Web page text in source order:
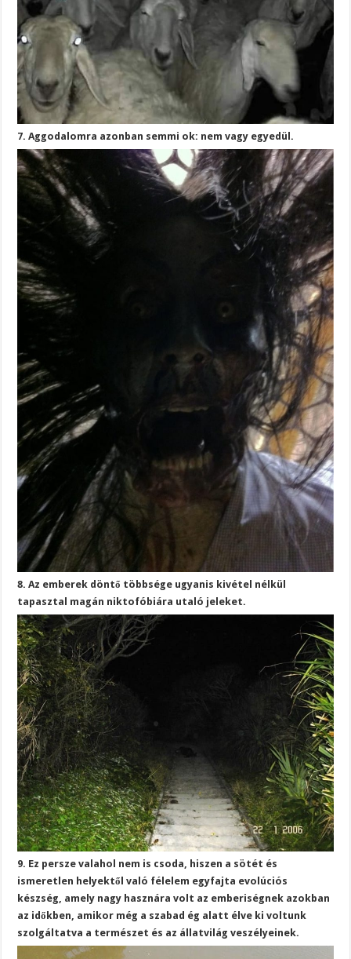
7. Aggodalomra azonban semmi ok: nem vagy egyedül.
8. Az emberek döntő többsége ugyanis kivétel nélkül
tapasztal magán niktofóbiára utaló jeleket.
9. Ez persze valahol nem is csoda, hiszen a sötét és
ismeretlen helyektől való félelem egyfajta evolúciós
készség, amely nagy hasznára volt az emberiségnek azokban
az időkben, amikor még a szabad ég alatt élve ki voltunk
szolgáltatva a természet és az állatvilág veszélyeinek.